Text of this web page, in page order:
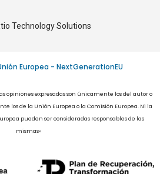
Technology Solutions
Europea - NextGenerationEU
opiniones expresadas son únicamente los del autor o
los de la Unión Europea o la Comisión Europea. Ni la
pueden ser consideradas responsables de las
mismas»